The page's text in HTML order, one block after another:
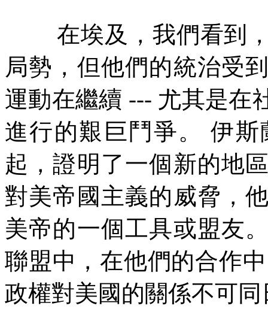
在埃及，我們看到
局勢，但他們的統治受
運動在繼續 --- 尤其是在
進行的艱巨鬥爭。
伊斯
起，證明了一個新的地
對美帝國主義的威脅，
美帝的一個工具或盟友
聯盟中，在他們的合作
政權對美國的關係不可